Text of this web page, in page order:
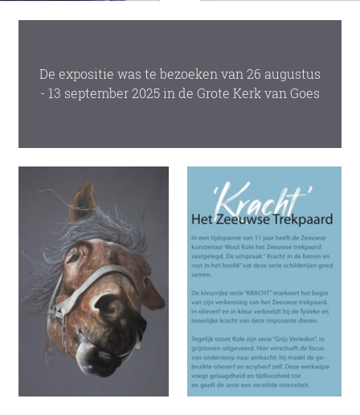
De expositie was te bezoeken van 26 augustus
- 13 september 2025 in de Grote Kerk van Goes